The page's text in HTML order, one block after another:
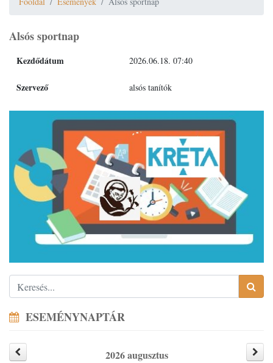
Alsós sportnap
Kezdődátum 2026.06.18. 07:40
Szervező alsós tanítók
ESEMÉNYNAPTÁR
2026 augusztus